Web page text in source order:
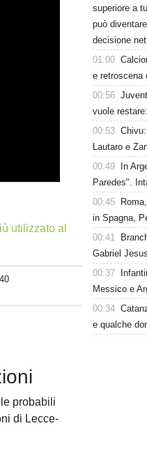
utilizzato al
probabili
di Lecce-
superiore a
può
decisione
01:00
e retroscena
00:56
vuole
00:53
Lautaro e
00:49
In
Paredes".
00:45
in Spagna,
00:41
Gabriel
00:37
Messico e
00:34
e qualche